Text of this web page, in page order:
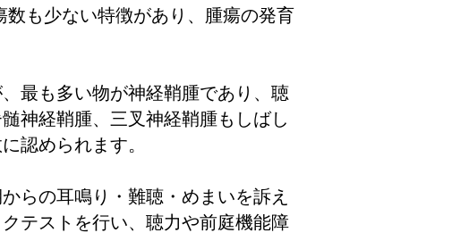
数も少ない特徴があり、腫瘍の発育
最も多い物が神経鞘腫であり、聴
神経鞘腫、三叉神経鞘腫もしばし
認められます。
らの耳鳴り・難聴・めまいを訴え
テストを行い、聴力や前庭機能障